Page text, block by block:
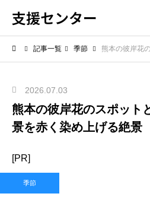
支援センター
記事一覧 季節 熊本の彼岸花のスポッ
2026.07.03
熊本の彼岸花のスポット
景を赤く染め上げる絶景
[PR]
季節